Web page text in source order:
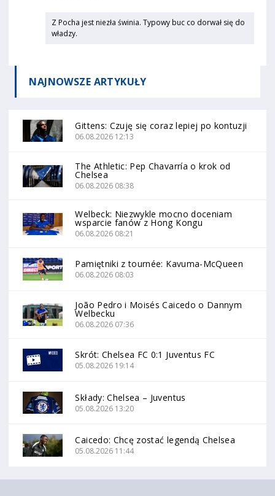
Z Pocha jest niezła świnia. Typowy buc co dorwał się do
władzy.
NAJNOWSZE ARTYKUŁY
Gittens: Czuję się coraz lepiej po kontuzji
06.08.2026 12:13
The Athletic: Pep Chavarría o krok od
Chelsea
06.08.2026 08:38
Welbeck: Niezwykle mocno doceniam
wsparcie fanów z Hong Kongu
06.08.2026 08:21
Pamiętniki z tournée: Kavuma-McQueen
06.08.2026 08:03
João Pedro i Moisés Caicedo o Dannym
Welbecku
06.08.2026 07:36
Skrót: Chelsea FC 0:1 Juventus FC
05.08.2026 19:14
Składy: Chelsea – Juventus
05.08.2026 13:20
Caicedo: Chcę zostać legendą Chelsea
05.08.2026 11:44